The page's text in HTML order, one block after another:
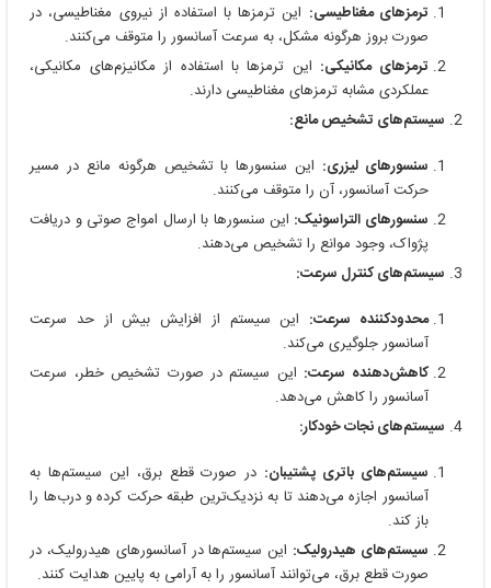
ترمزهای مغناطیسی: این ترمزها با استفاده از نیروی مغناطیسی، در
صورت بروز هرگونه مشکل، به سرعت آسانسور را متوقف می‌کنند.
ترمزهای مکانیکی: این ترمزها با استفاده از مکانیزم‌های مکانیکی،
عملکردی مشابه ترمزهای مغناطیسی دارند.
سیستم‌های تشخیص مانع:
سنسورهای لیزری: این سنسورها با تشخیص هرگونه مانع در مسیر
حرکت آسانسور، آن را متوقف می‌کنند.
سنسورهای التراسونیک: این سنسورها با ارسال امواج صوتی و دریافت
پژواک، وجود موانع را تشخیص می‌دهند.
سیستم‌های کنترل سرعت:
محدودکننده سرعت: این سیستم از افزایش بیش از حد سرعت
آسانسور جلوگیری می‌کند.
کاهش‌دهنده سرعت: این سیستم در صورت تشخیص خطر، سرعت
آسانسور را کاهش می‌دهد.
سیستم‌های نجات خودکار:
سیستم‌های باتری پشتیبان: در صورت قطع برق، این سیستم‌ها به
آسانسور اجازه می‌دهند تا به نزدیک‌ترین طبقه حرکت کرده و درب‌ها را
باز کند.
سیستم‌های هیدرولیک: این سیستم‌ها در آسانسورهای هیدرولیک، در
صورت قطع برق، می‌توانند آسانسور را به آرامی به پایین هدایت کنند.